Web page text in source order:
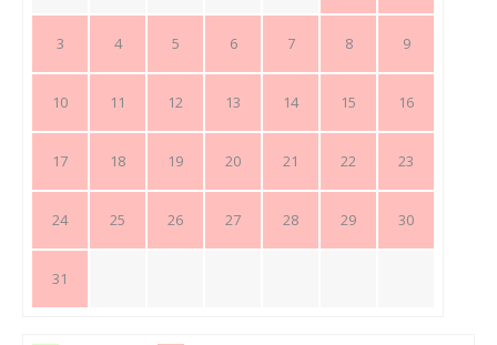
3 4 5 6 7 8 9
10 11 12 13 14 15 16
17 18 19 20 21 22 23
24 25 26 27 28 29 30
31